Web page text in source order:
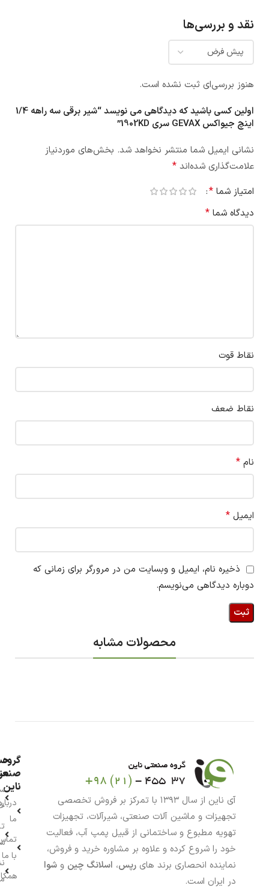
نقد و بررسی‌ها
هنوز بررسی‌ای ثبت نشده است.
اولین کسی باشید که دیدگاهی می نویسد “شیر برقی سه راهه 1/4
اینچ جیواکس GEVAX سری 1902KD”
نشانی ایمیل شما منتشر نخواهد شد. بخش‌های موردنیاز
علامت‌گذاری شده‌اند *
امتیاز شما *
دیدگاه شما *
نقاط قوت
نقاط ضعف
نام *
ایمیل *
ذخیره نام، ایمیل و وبسایت من در مرورگر برای زمانی که
دوباره دیدگاهی می‌نویسم.
محصولات مشابه
آی ناین از سال ۱۳۹۳ با تمرکز بر فروش تخصصی
تجهیزات و ماشین آلات صنعتی، شیرآلات، تجهیزات
تهویه مطبوع و ساختمانی از قبیل پمپ آب، فعالیت
خود را شروع کرده و علاوه بر مشاوره خرید و فروش،
نماینده انحصاری برند های رپس، اسلانگ چین و شوا
در ایران است.
گروه
ناین
ما
با ما